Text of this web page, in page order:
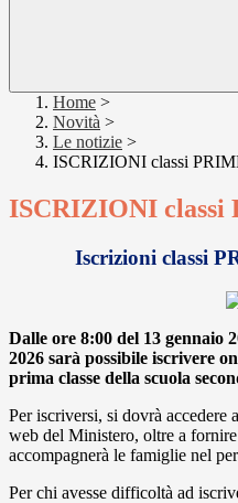
Home >
Novità >
Le notizie >
ISCRIZIONI classi
ISCRIZIONI classi
Iscrizioni classi
Dalle ore 8:00 del 13 gennaio
2026 sarà possibile iscrivere
prima classe della scuola
Per iscriversi, si dovrà accedere
web del Ministero, oltre a fornire
accompagnerà le famiglie nel
Per chi avesse difficoltà ad